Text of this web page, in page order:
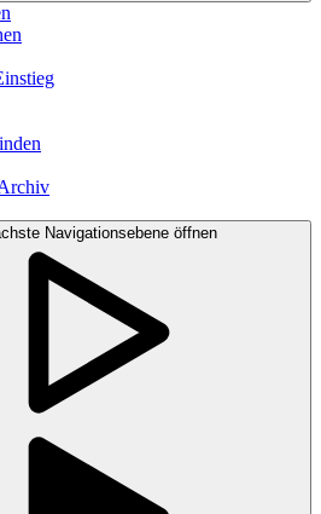
Navigationsebene öffnen